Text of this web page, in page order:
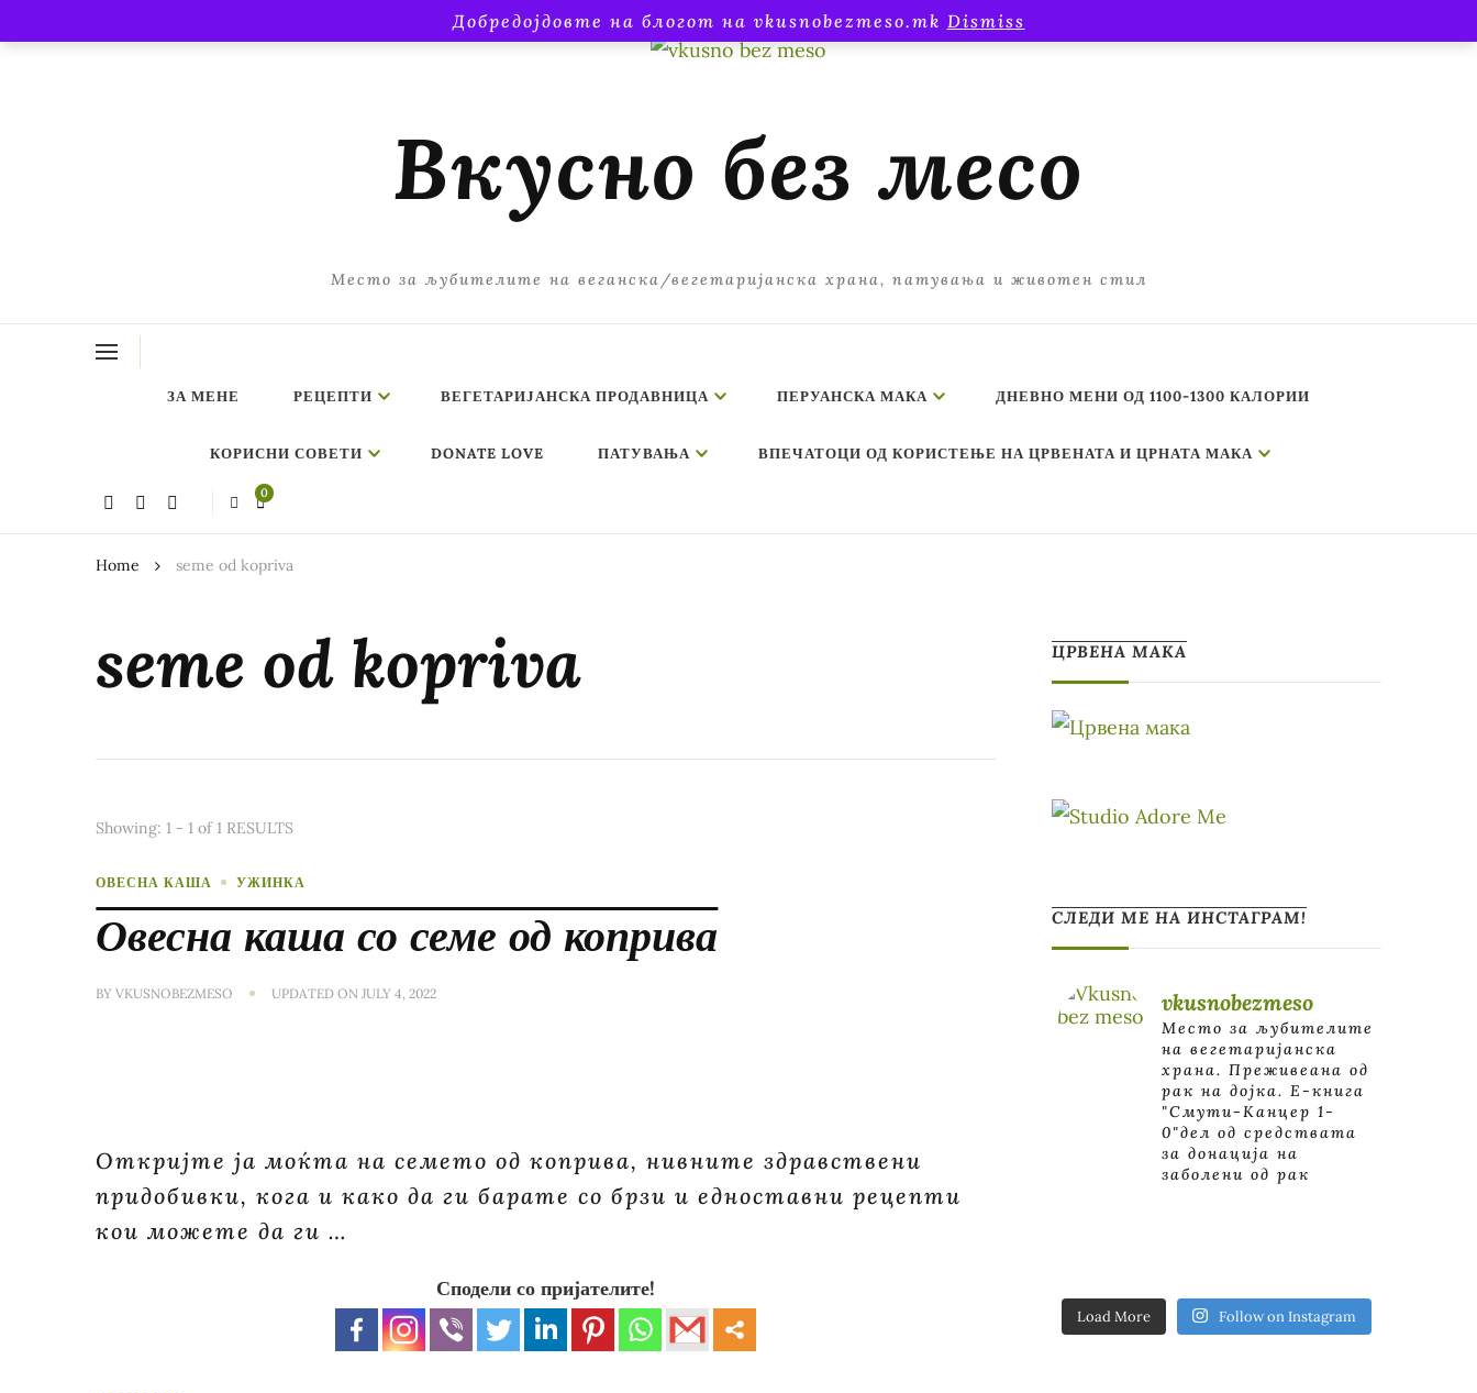
Добредојдовте на блогот на vkusnobezmeso.mk Dismiss
Вкусно без месо
Место за љубителите на веганска/вегетаријанска храна, патувања и животен стил
ЗА МЕНЕ РЕЦЕПТИ ВЕГЕТАРИЈАНСКА ПРОДАВНИЦА ПЕРУАНСКА МАКА ДНЕВНО МЕНИ ОД 1100-1300 КАЛОРИИ
КОРИСНИ СОВЕТИ DONATE LOVE ПАТУВАЊА ВПЕЧАТОЦИ ОД КОРИСТЕЊЕ НА ЦРВЕНАТА И ЦРНАТА МАКА
0
Home seme od kopriva
seme od kopriva
Showing: 1 - 1 of 1 RESULTS
ОВЕСНА КАША УЖИНКА
Овесна каша со семе од коприва
BYVKUSNOBEZMESO UPDATED ON JULY 4, 2022
Откријте ја моќта на семето од коприва, нивните здравствени
придобивки, кога и како да ги барате со брзи и едноставни рецепти
кои можете да ги …
Сподели со пријателите!
ЦРВЕНА МАКА
СЛЕДИ МЕ НА ИНСТАГРАМ!
vkusnobezmeso
Место за љубителите
на вегетаријанска
храна. Преживеана од
рак на дојка. E-книга
"Смути-Канцер 1-
0"дел од средствата
за донација на
заболени од рак
Load More Follow on Instagram